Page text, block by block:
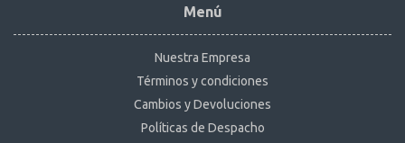
Menú
Nuestra Empresa
Términos y condiciones
Cambios y Devoluciones
Políticas de Despacho